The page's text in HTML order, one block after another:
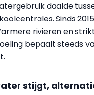
daalde
Sinds
rivieren en
bepaalt steeds
stijgt,